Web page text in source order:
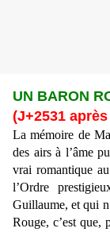
UN BARON
(J+2531
La mémoire de
des airs à l’âme
vrai romantique
l’Ordre
Guillaume, et qui
Rouge, c’est que,